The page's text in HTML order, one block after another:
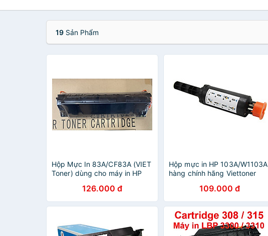
19 Sản Phẩm
Hộp Mực In 83A/CF83A (VIET
Toner) dùng cho máy in HP
M126/ M127/ M127FN/ M201/
M201DW/ M225MFP (Hàng
chính hãng)
126.000 đ
Hộp mực in HP 103A/W1103A
hàng chính hãng Viettoner
Neverstop Laser 1000A,
1000W, 1200A, 1200W mới
100% [Fullbox]
109.000 đ